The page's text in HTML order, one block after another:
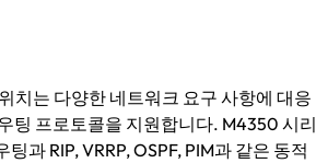
치는 다양한 네트워크 요구 사항에 대응
팅 프로토콜을 지원합니다. M4350 시리
과 RIP, VRRP, OSPF, PIM과 같은 동적